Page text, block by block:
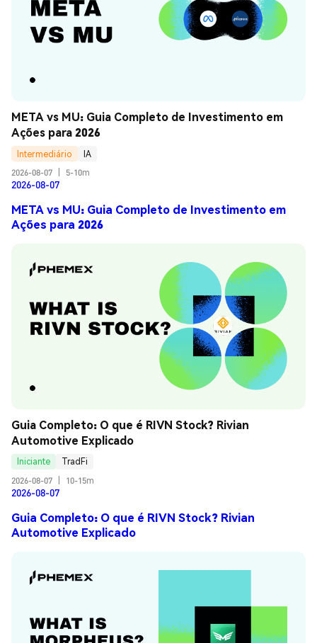
META vs MU: Guia Completo de Investimento em
Ações para 2026
Intermediário
IA
2026-08-07
5-10m
2026-08-07
META vs MU: Guia Completo de Investimento em
Ações para 2026
Guia Completo: O que é RIVN Stock? Rivian
Automotive Explicado
Iniciante
TradFi
2026-08-07
10-15m
2026-08-07
Guia Completo: O que é RIVN Stock? Rivian
Automotive Explicado